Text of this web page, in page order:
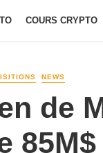
COURS CRYPTO
NEWS
de
85M$